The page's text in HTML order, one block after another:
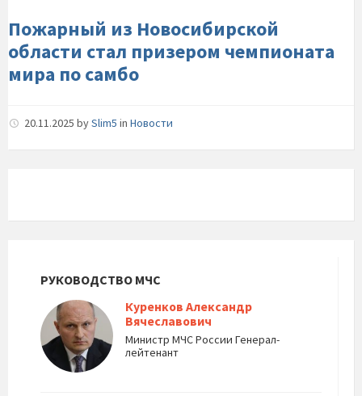
мира-
самбо
Пожарный из Новосибирской
области стал призером чемпионата
мира по самбо
20.11.2025 bySlim5 in Новости
РУКОВОДСТВО МЧС
Куренков Александр
Вячеславович
Министр МЧС России Генерал-
лейтенант